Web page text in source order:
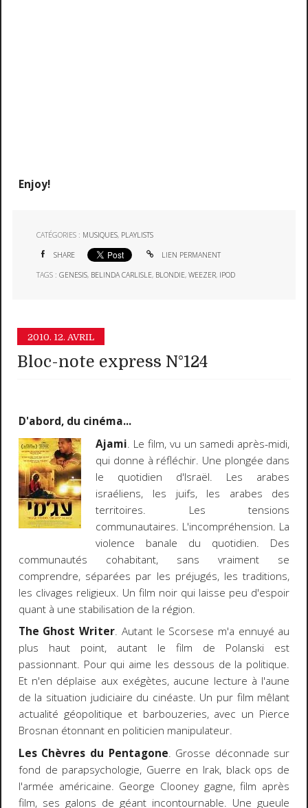
Enjoy!
CATÉGORIES : MUSIQUES, PLAYLISTS
SHARE LIEN PERMANENT
TAGS :GENESIS, BELINDA CARLISLE, BLONDIE,WEEZER, IPOD
2010. 12. AVRIL
Bloc-note express N°124
D'abord, du cinéma...
Ajami. Le film, vu un samedi après-midi,
qui donne à réfléchir. Une plongée dans
le quotidien d'Israël. Les arabes
israéliens, les juifs, les arabes des
territoires. Les tensions
communautaires. L'incompréhension. La
violence banale du quotidien. Des
communautés cohabitant, sans vraiment se
comprendre, séparées par les préjugés, les traditions,
les clivages religieux. Un film noir qui laisse peu d'espoir
quant à une stabilisation de la région.
The Ghost Writer. Autant le Scorsese m'a ennuyé au
plus haut point, autant le film de Polanski est
passionnant. Pour qui aime les dessous de la politique.
Et n'en déplaise aux exégètes, aucune lecture à l'aune
de la situation judiciaire du cinéaste. Un pur film mêlant
actualité géopolitique et barbouzeries, avec un Pierce
Brosnan étonnant en politicien manipulateur.
Les Chèvres du Pentagone. Grosse déconnade sur
fond de parapsychologie, Guerre en Irak, black ops de
l'armée américaine. George Clooney gagne, film après
film, ses galons de géant incontournable. Une gueule